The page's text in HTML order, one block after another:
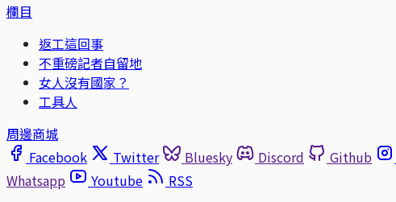
欄目
返工這回事
不重磅記者自留地
女人沒有國家？
工具人
周邊商城
Facebook
Twitter Bluesky Discord Github
Whatsapp
Youtube
RSS